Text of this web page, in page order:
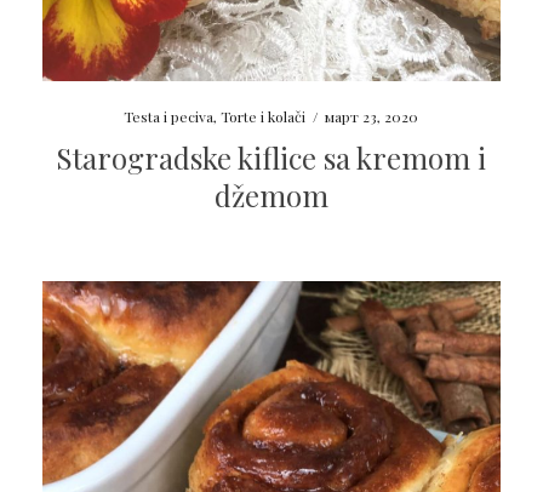
Testa i peciva,Torte i kolači / март 23, 2020
Starogradske kiflice sa kremom i
džemom